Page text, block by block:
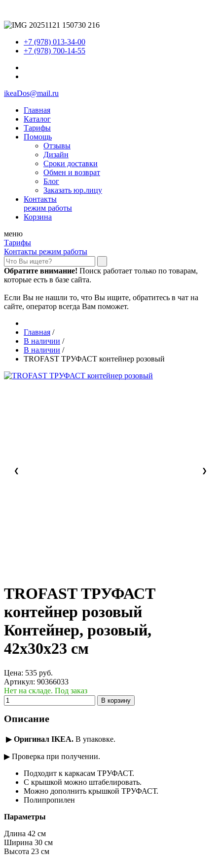
+7 (978) 013-34-00
+7 (978) 700-14-55
ikeaDos@mail.ru
Главная
Каталог
Тарифы
Помощь
Отзывы
Дизайн
Сроки доставки
Обмен и возврат
Блог
Заказать юр.лицу
Контакты
режим работы
Корзина
меню
Тарифы
Контакты режим работы
Обратите внимание! Поиск работает только по товарам,
которые есть в базе сайта.
Если Вы не нашли то, что Вы ищите, обратитесь в чат на
сайте, оператор всегда Вам поможет.
Главная /
В наличии /
В наличии /
TROFAST ТРУФАСТ контейнер розовый
❮ ❯
TROFAST ТРУФАСТ
контейнер розовый
Контейнер, розовый,
42x30x23 см
Цена: 535 руб.
Артикул: 90366033
Нет на складе. Под заказ
В корзину
Описание
▶ Оригинал IKEA. В упаковке.
▶ Проверка при получении.
Подходит к каркасам ТРУФАСТ.
С крышкой можно штабелировать.
Можно дополнить крышкой ТРУФАСТ.
Полипропилен
Параметры
Длина 42 см
Ширина 30 см
Высота 23 см